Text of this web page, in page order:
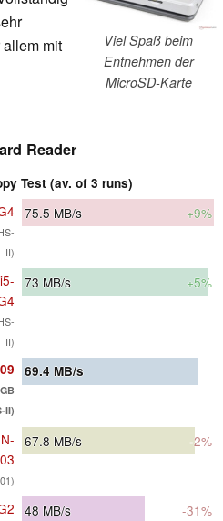
Viel Spaß beim
Entnehmen der
MicroSD-Karte
mit
Reader
Test (av. of 3 runs)
II)
75.5 MB/s +9%
II)
73 MB/s +5%
II)
69.4 MB/s
67.8 MB/s -2%
48 MB/s -31%